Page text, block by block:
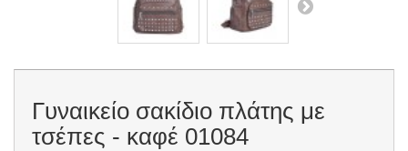
Γυναικείο σακίδιο πλάτης με
τσέπες - καφέ 01084